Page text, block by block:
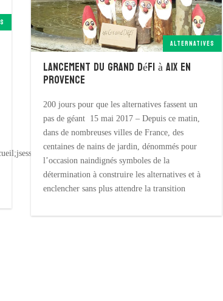
ALTERNATIVES
Lancement du Grand défi à Aix en
Provence
200 jours pour que les alternatives fassent un
pas de géant 15 mai 2017 – Depuis ce matin,
dans de nombreuses villes de France, des
centaines de nains de jardin, dénommés pour
l’occasion naindignés symboles de la
détermination à construire les alternatives et à
enclencher sans plus attendre la transition